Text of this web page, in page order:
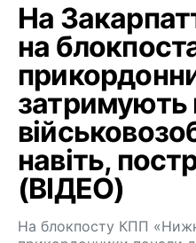
На
на
затримують
навіть,
(ВІДЕО)
На блокпосту КПП